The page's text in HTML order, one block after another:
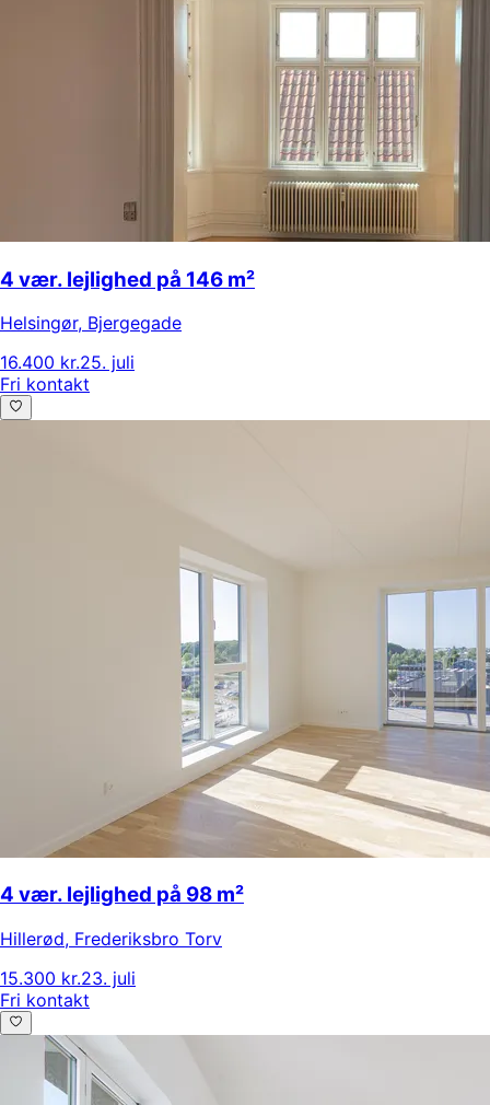
4 vær. lejlighed på 146 m²
Helsingør, Bjergegade
16.400 kr.25. juli
Fri kontakt
4 vær. lejlighed på 98 m²
Hillerød, Frederiksbro Torv
15.300 kr.23. juli
Fri kontakt